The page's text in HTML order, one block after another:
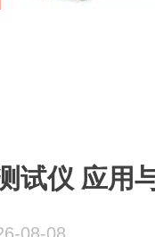
PNY-20 瓶盖